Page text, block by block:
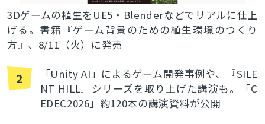
3Dゲームの植生をUE5・Blenderなどでリアルに仕上
げる。書籍『ゲーム背景のための植生環境のつくり
方』、8/11（火）に発売
2
「Unity AI」によるゲーム開発事例や、『SILE
NT HILL』シリーズを取り上げた講演も。「C
EDEC2026」約120本の講演資料が公開